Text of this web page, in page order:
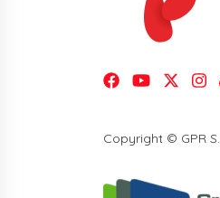
Copyright © GPR